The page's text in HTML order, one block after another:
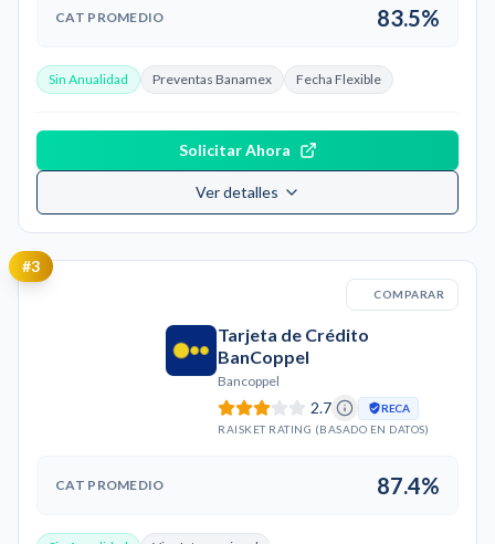
CAT PROMEDIO 83.5%
Sin Anualidad Preventas Banamex Fecha Flexible
Solicitar Ahora
Ver detalles
#3
COMPARAR
Tarjeta de Crédito
BanCoppel
Bancoppel
2.7
RECA
RAISKET RATING (BASADO EN DATOS)
CAT PROMEDIO 87.4%